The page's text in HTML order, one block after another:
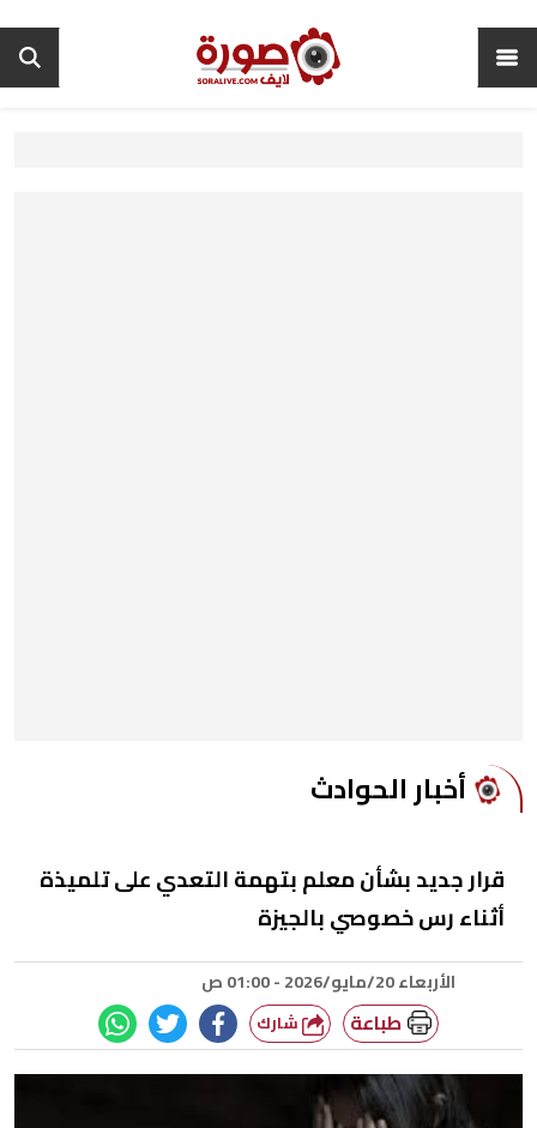
أخبار الحوادث
قرار جديد بشأن معلم بتهمة التعدي على تلميذة
أثناء رس خصوصي بالجيزة
الأربعاء 20/مايو/2026 - 01:00 ص
طباعة